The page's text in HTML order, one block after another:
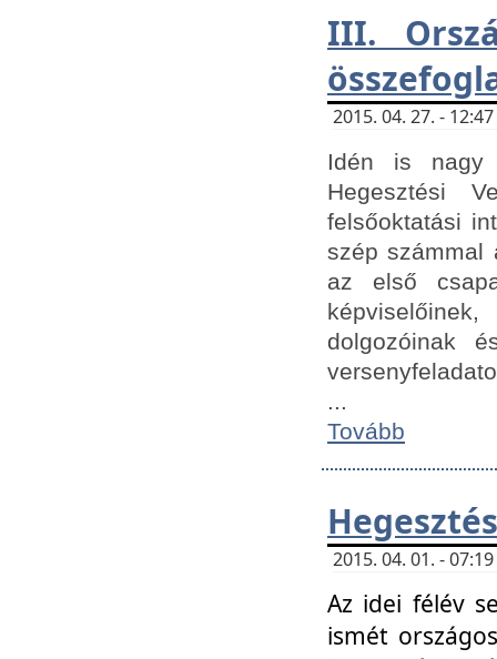
III.
2015. 04. 27. -
Idén is nagy
Hegesztési
felsőoktatási
szép számmal
az első
dolgozóinak
...
Tovább
2015. 04. 01. -
Az idei félév
ismét